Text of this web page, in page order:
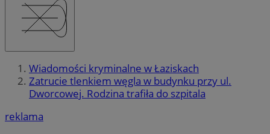
Wiadomości kryminalne w Łaziskach
Zatrucie tlenkiem węgla w budynku przy ul.
Dworcowej. Rodzina trafiła do szpitala
reklama